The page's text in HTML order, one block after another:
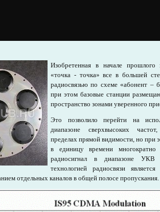
Изобретенная в начале прошлого
«точка - точка» все в большей
радиосвязью по схеме «абонент –
при этом базовые станции
пространство зонами уверенного
Это позволило перейти на
диапазоне сверхвысоких
пределах прямой видимости, но при
в единицу времени
радиосигнал в диапазоне
технологией радиосвязи
отдельных каналов в общей полосе пропускания.